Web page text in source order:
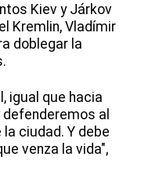
Kiev y Járkov
Kremlin, Vladímir
doblegar la
igual que hacia
al
ciudad. Y debe
venza la vida",